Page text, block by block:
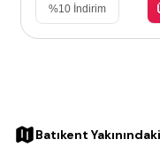
%10 İndirim
Batıkent